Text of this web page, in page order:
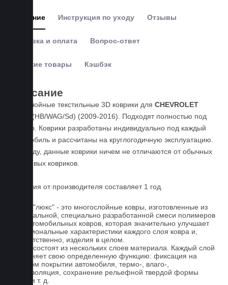
Описание Инструкция по уходу Отзывы
Доставка и оплата Вопрос-ответ
Похожие товары Кэшбэк
Описание
Пятислойные текстильные 3D коврики для CHEVROLET
(HB/WAG/Sd) (2009-2016). Подходят полностью под
размер. Коврики разработаны индивидуально под каждый
автомобиль и рассчитаны на круглогодичную эксплуатацию.
По уходу, данные коврики ничем не отличаются от обычных
резиновых ковриков.
Гарантия от производителя составляет 1 год.
Ковры "люкс" - это многослойные ковры, изготовленные из
оригинальной, специально разработанной смеси полимеров
для автомобильных ковров, которая значительно улучшает
функциональные характеристики каждого слоя ковра и,
соответственно, изделия в целом.
Ковры состоят из нескольких слоев материала. Каждый слой
выполняет свою определенную функцию: фиксация на
штатном покрытии автомобиля, термо-, влаго-,
звукоизоляция, сохранение рельефной твердой формы
ковра и т. д.